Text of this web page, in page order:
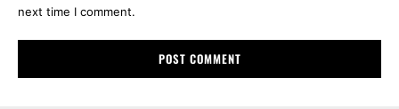
next time I comment.